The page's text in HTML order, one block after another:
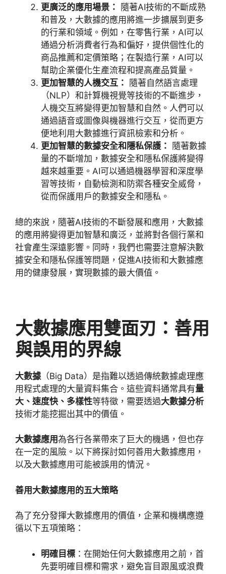
更廣泛的應用場景：
隨著AI技術的不斷成熟
和普及，大數據的應用將進一步擴展到更多
的行業和領域。例如，在零售行業， AI可以
通過分析消費者行為和偏好，提供個性化的
商品推薦和定價策略；在製造行業， AI可以
幫助企業優化生產流程和提高產品質量。
更加智慧的人機交互：
隨著自然語言處理
（NLP）和計算機視覺等技術的不斷進步，
人機交互將變得更加智慧和自然。人們可以
通過語音或圖像與機器進行交互，從而更方
便地利用大數據進行資訊檢索和分析。
更加智慧的數據安全和隱私保護：
隨著數據
量的不斷增加，數據安全和隱私保護將變得
越來越重要。 AI可以通過機器學習和深度學
習等技術，自動檢測和防禦各種安全威脅，
從而保護用戶的數據安全和隱私。
總的來說，隨著AI技術的不斷發展和應用，大數據
的應用將變得更加智慧和廣泛，並將對各個行業和
社會產生深遠影響。同時，我們也需要注意解決數
據安全和隱私保護等問題，促進AI技術和大數據應
用的健康發展，實現數據的最大價值。
大數據應用雙面刃：善用
與誤用的界線
大數據 （Big Data）是指難以透過傳統數據處理應
用程式處理的大量資料集合。這些資料通常具有量
大、速度快、多樣性等特徵，需要透過大數據分析
技術才能挖掘出其中的價值。
大數據應用為各行各業帶來了巨大的機遇，但也存
在一定的風險。以下將探討如何善用大數據應用，
以及大數據應用可能被誤用的情況。
善用大數據應用的五大策略
為了充分發揮大數據應用的價值，企業和機構應遵
循以下五項策略：
明確目標 ：在開始任何大數據應用之前，首
先要明確目標和需求，避免盲目跟風或浪費